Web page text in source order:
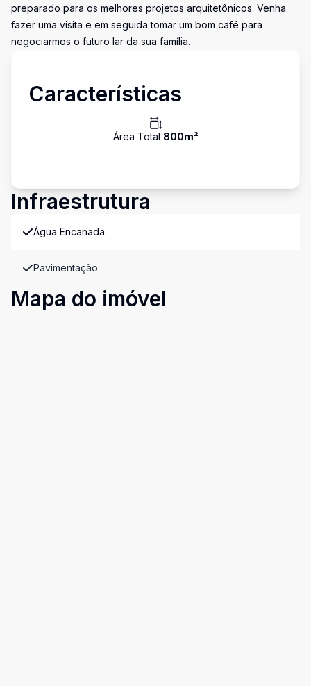
preparado para os melhores projetos arquitetônicos. Venha
fazer uma visita e em seguida tomar um bom café para
negociarmos o futuro lar da sua família.
Características
Área Total 800m²
Infraestrutura
Água Encanada
Pavimentação
Mapa do imóvel